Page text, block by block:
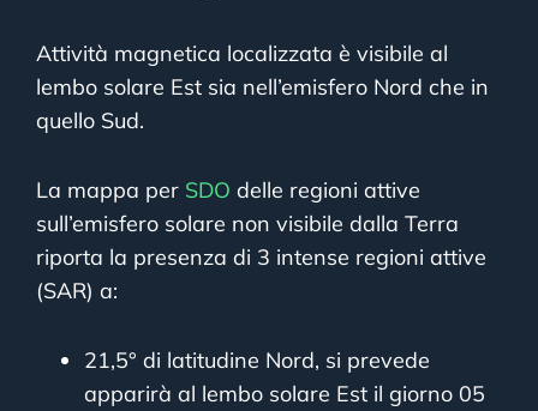
Attività magnetica localizzata è visibile al
lembo solare Est sia nell’emisfero Nord che in
quello Sud.
La mappa per SDO delle regioni attive
sull’emisfero solare non visibile dalla Terra
riporta la presenza di 3 intense regioni attive
(SAR) a:
21,5° di latitudine Nord, si prevede
apparirà al lembo solare Est il giorno 05